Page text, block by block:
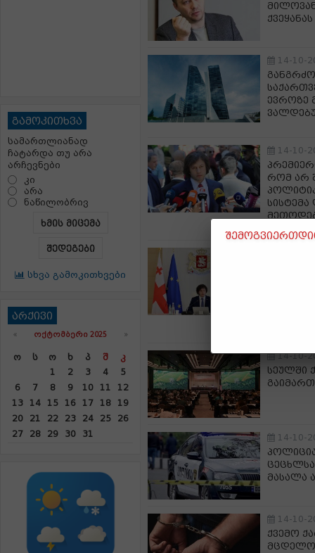
გამოკითხვა
სამართლიანად
ჩატარდა თუ არა
არჩევნები
კი
არა
ნაწილობრივ
ხმის მიცემა
შედეგები
სხვა გამოკითხვები
არქივი
« ᲝᲥᲢᲝᲛᲑᲔᲠᲘ 2025 »
Ო Ს Ო Ხ Პ Შ
Კ
1
2 3 4
5
6
7 8 9 10 11
12
13
14 15 16 17 18
19
20
21 22 23 24 25
26
27
28 29 30 31
14-10-
ევროზე
14-10-
რომ არ
14-10-
სეულში
14-10-
მასალა
14-10-
ქვემო